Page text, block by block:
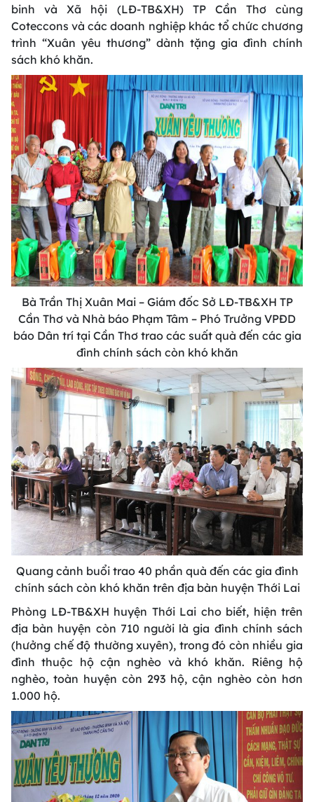
binh và Xã hội (LĐ-TB&XH) TP Cần Thơ cùng
Coteccons và các doanh nghiệp khác tổ chức chương
trình “Xuân yêu thương” dành tặng gia đình chính
sách khó khăn.
Bà Trần Thị Xuân Mai – Giám đốc Sở LĐ-TB&XH TP
Cần Thơ và Nhà báo Phạm Tâm – Phó Trưởng VPĐD
báo Dân trí tại Cần Thơ trao các suất quà đến các gia
đình chính sách còn khó khăn
Quang cảnh buổi trao 40 phần quà đến các gia đình
chính sách còn khó khăn trên địa bàn huyện Thới Lai
Phòng LĐ-TB&XH huyện Thới Lai cho biết, hiện trên
địa bàn huyện còn 710 người là gia đình chính sách
(hưởng chế độ thường xuyên), trong đó còn nhiều gia
đình thuộc hộ cận nghèo và khó khăn. Riêng hộ
nghèo, toàn huyện còn 293 hộ, cận nghèo còn hơn
1.000 hộ.